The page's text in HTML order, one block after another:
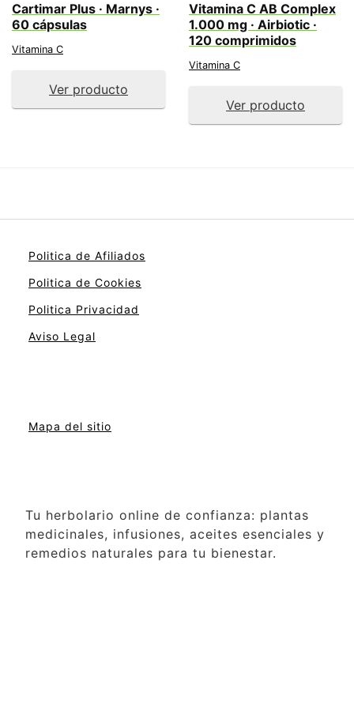
Cartimar Plus · Marnys ·
60 cápsulas
Vitamina C
Ver producto
Vitamina C AB Complex
1.000 mg · Airbiotic ·
120 comprimidos
Vitamina C
Ver producto
Politica de Afiliados
Politica de Cookies
Politica Privacidad
Aviso Legal
Mapa del sitio
Tu herbolario online de confianza: plantas
medicinales, infusiones, aceites esenciales y
remedios naturales para tu bienestar.